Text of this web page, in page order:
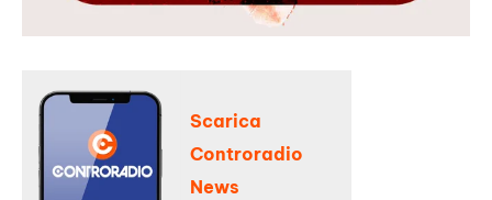
Scarica
Controradio
News